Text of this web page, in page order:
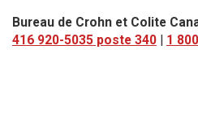
Bureau de Crohn et Colite
416 920-5035 poste 340 | 1